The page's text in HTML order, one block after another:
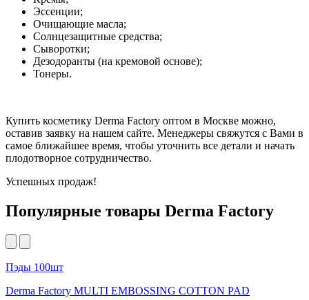
Эссенции;
Очищающие масла;
Солнцезащитные средства;
Сыворотки;
Дезодоранты (на кремовой основе);
Тонеры.
Купить косметику Derma Factory оптом в Москве можно,
оставив заявку на нашем сайте. Менеджеры свяжутся с Вами в
самое ближайшее время, чтобы уточнить все детали и начать
плодотворное сотрудничество.
Успешных продаж!
Популярные товары Derma Factory
Пэды 100шт
Derma Factory MULTI EMBOSSING COTTON PAD